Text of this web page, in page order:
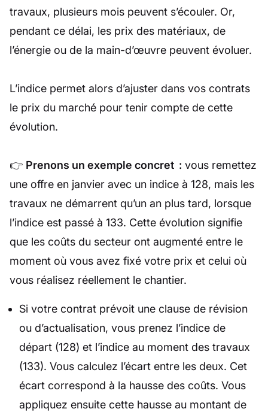
travaux, plusieurs mois peuvent s’écouler. Or,
pendant ce délai, les prix des matériaux, de
l’énergie ou de la main-d’œuvre peuvent évoluer.
L’indice permet alors d’ajuster dans vos contrats
le prix du marché pour tenir compte de cette
évolution.
👉 Prenons un exemple concret : vous remettez
une offre en janvier avec un indice à 128, mais les
travaux ne démarrent qu’un an plus tard, lorsque
l’indice est passé à 133. Cette évolution signifie
que les coûts du secteur ont augmenté entre le
moment où vous avez fixé votre prix et celui où
vous réalisez réellement le chantier.
Si votre contrat prévoit une clause de révision
ou d’actualisation, vous prenez l’indice de
départ (128) et l’indice au moment des travaux
(133). Vous calculez l’écart entre les deux. Cet
écart correspond à la hausse des coûts. Vous
appliquez ensuite cette hausse au montant de